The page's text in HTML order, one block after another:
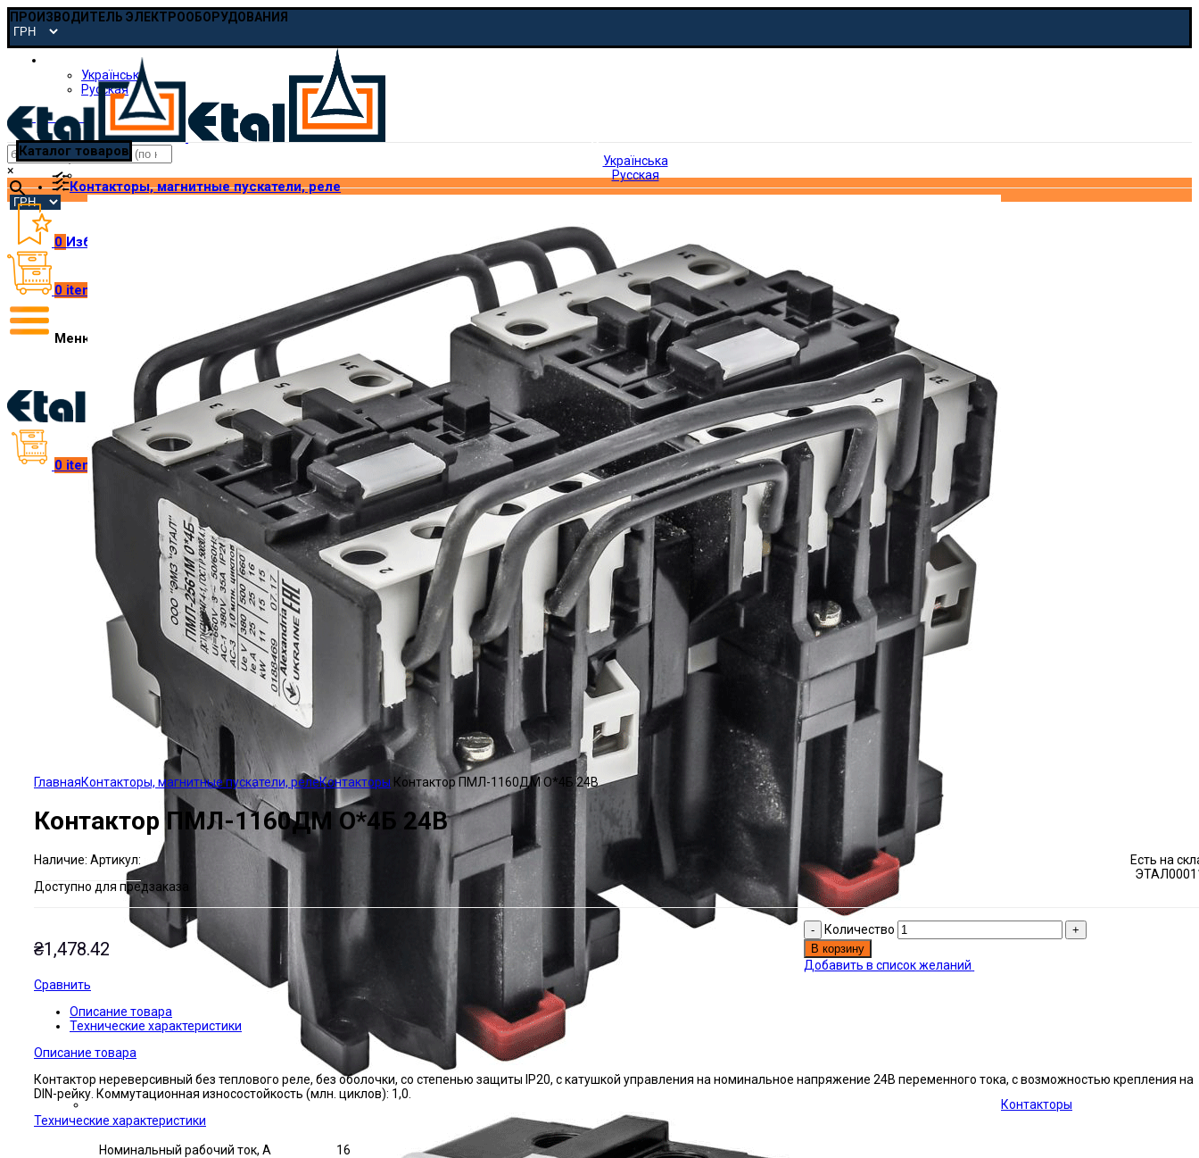
ПРОИЗВОДИТЕЛЬ ЭЛЕКТРООБОРУДОВАНИЯ
Українська
Русская
pmp@etal.ua
Українська
Русская
×
0 Избранное
0 items
Меню
0 items ₴0.00
Каталог товаров
Контакторы, магнитные пускатели, реле
Контакторы
ГлавнаяКонтакторы, магнитные пускатели, релеКонтакторы Контактор ПМЛ-1160ДМ О*4Б 24В
Контактор ПМЛ-1160ДМ О*4Б 24В
Наличие: Есть на
Артикул:
Доступно для предзаказа
₴1,478.42
Количество
В корзину
Добавить в список желаний
Сравнить
Описание товара
Технические характеристики
Описание товара
Контактор нереверсивный без теплового реле, без оболочки, со степенью защиты IP20, с катушкой управления на номинальное напряжение 24В переменного тока, с возможностью крепления на
DIN-рейку. Коммутационная износостойкость (млн. циклов): 1,0.
Технические характеристики
Номинальный рабочий ток, А 16